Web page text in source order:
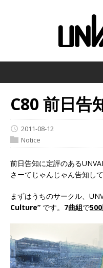
C80 前日告
2011-08-12
Notice
前日告知に定評のある
さーてじゃんじゃん告知し
まずはうちのサークル、
Culture” です。 7曲組で